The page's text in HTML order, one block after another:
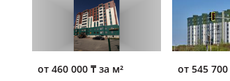
от 460 000 ₸ за м² от 545 700